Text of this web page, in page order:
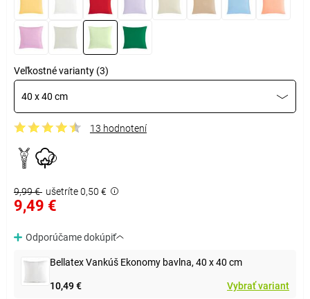
Veľkostné varianty (3)
40 x 40 cm
13 hodnotení
9,99 € ušetríte 0,50 €
9,49 €
Odporúčame dokúpiť
Bellatex Vankúš Ekonomy bavlna, 40 x 40 cm
10,49 € Vybrať variant